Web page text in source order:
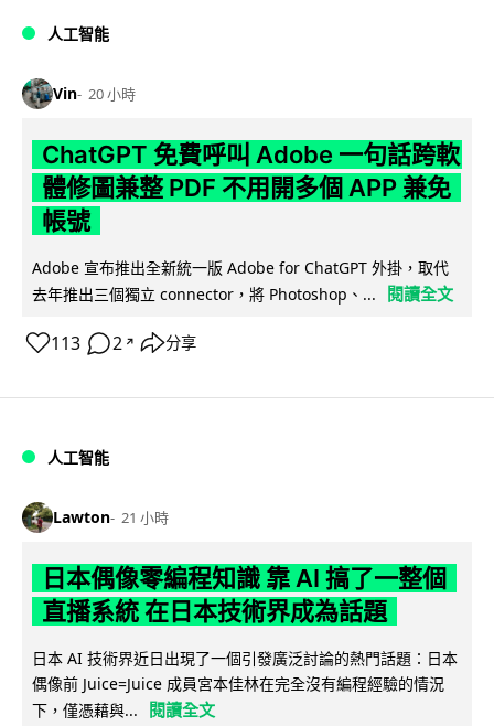
人工智能
Vin 20 小時
ChatGPT 免費呼叫 Adobe 一句話跨軟
體修圖兼整 PDF 不用開多個 APP 兼免
帳號
Adobe 宣布推出全新統一版 Adobe for ChatGPT 外掛，取代
去年推出三個獨立 connector，將 Photoshop、...
閱讀全文
113 2 ↗ 分享
人工智能
Lawton 21 小時
日本偶像零編程知識 靠 AI 搞了一整個
直播系統 在日本技術界成為話題
日本 AI 技術界近日出現了一個引發廣泛討論的熱門話題：日本
偶像前 Juice=Juice 成員宮本佳林在完全沒有編程經驗的情況
下，僅憑藉與...
閱讀全文